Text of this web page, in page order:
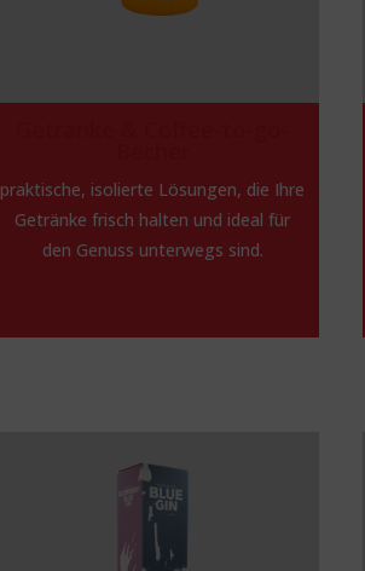
praktische, isolierte Lösungen, die Ihre
Getränke frisch halten und ideal für
den Genuss unterwegs sind.